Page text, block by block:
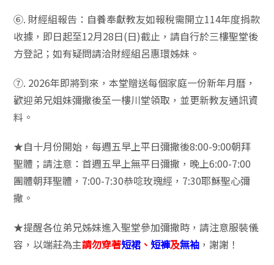
⑥. 財經組報告：自養奉獻教友如報稅需開立114年度捐款
收據，即日起至12月28日(日)截止，請自行於三樓聖堂後
方登記；如有疑問請洽財經組呂惠環姊妹。
⑦. 2026年即將到來，本堂贈送每個家庭一份新年月曆，
歡迎弟兄姐妹彌撒後至一樓川堂領取，並更新教友通訊資
料。
★自十月份開始，每週五早上平日彌撒後8:00-9:00朝拜
聖體；請注意：首週五早上無平日彌撒，晚上6:00-7:00
團體朝拜聖體，7:00-7:30恭唸玫瑰經，7:30耶穌聖心彌
撒。
★提醒各位弟兄姊妹進入聖堂參加彌撒時，請注意服裝儀
容，以端莊為主請勿穿著短裙 、 短褲及無袖 ，謝謝！